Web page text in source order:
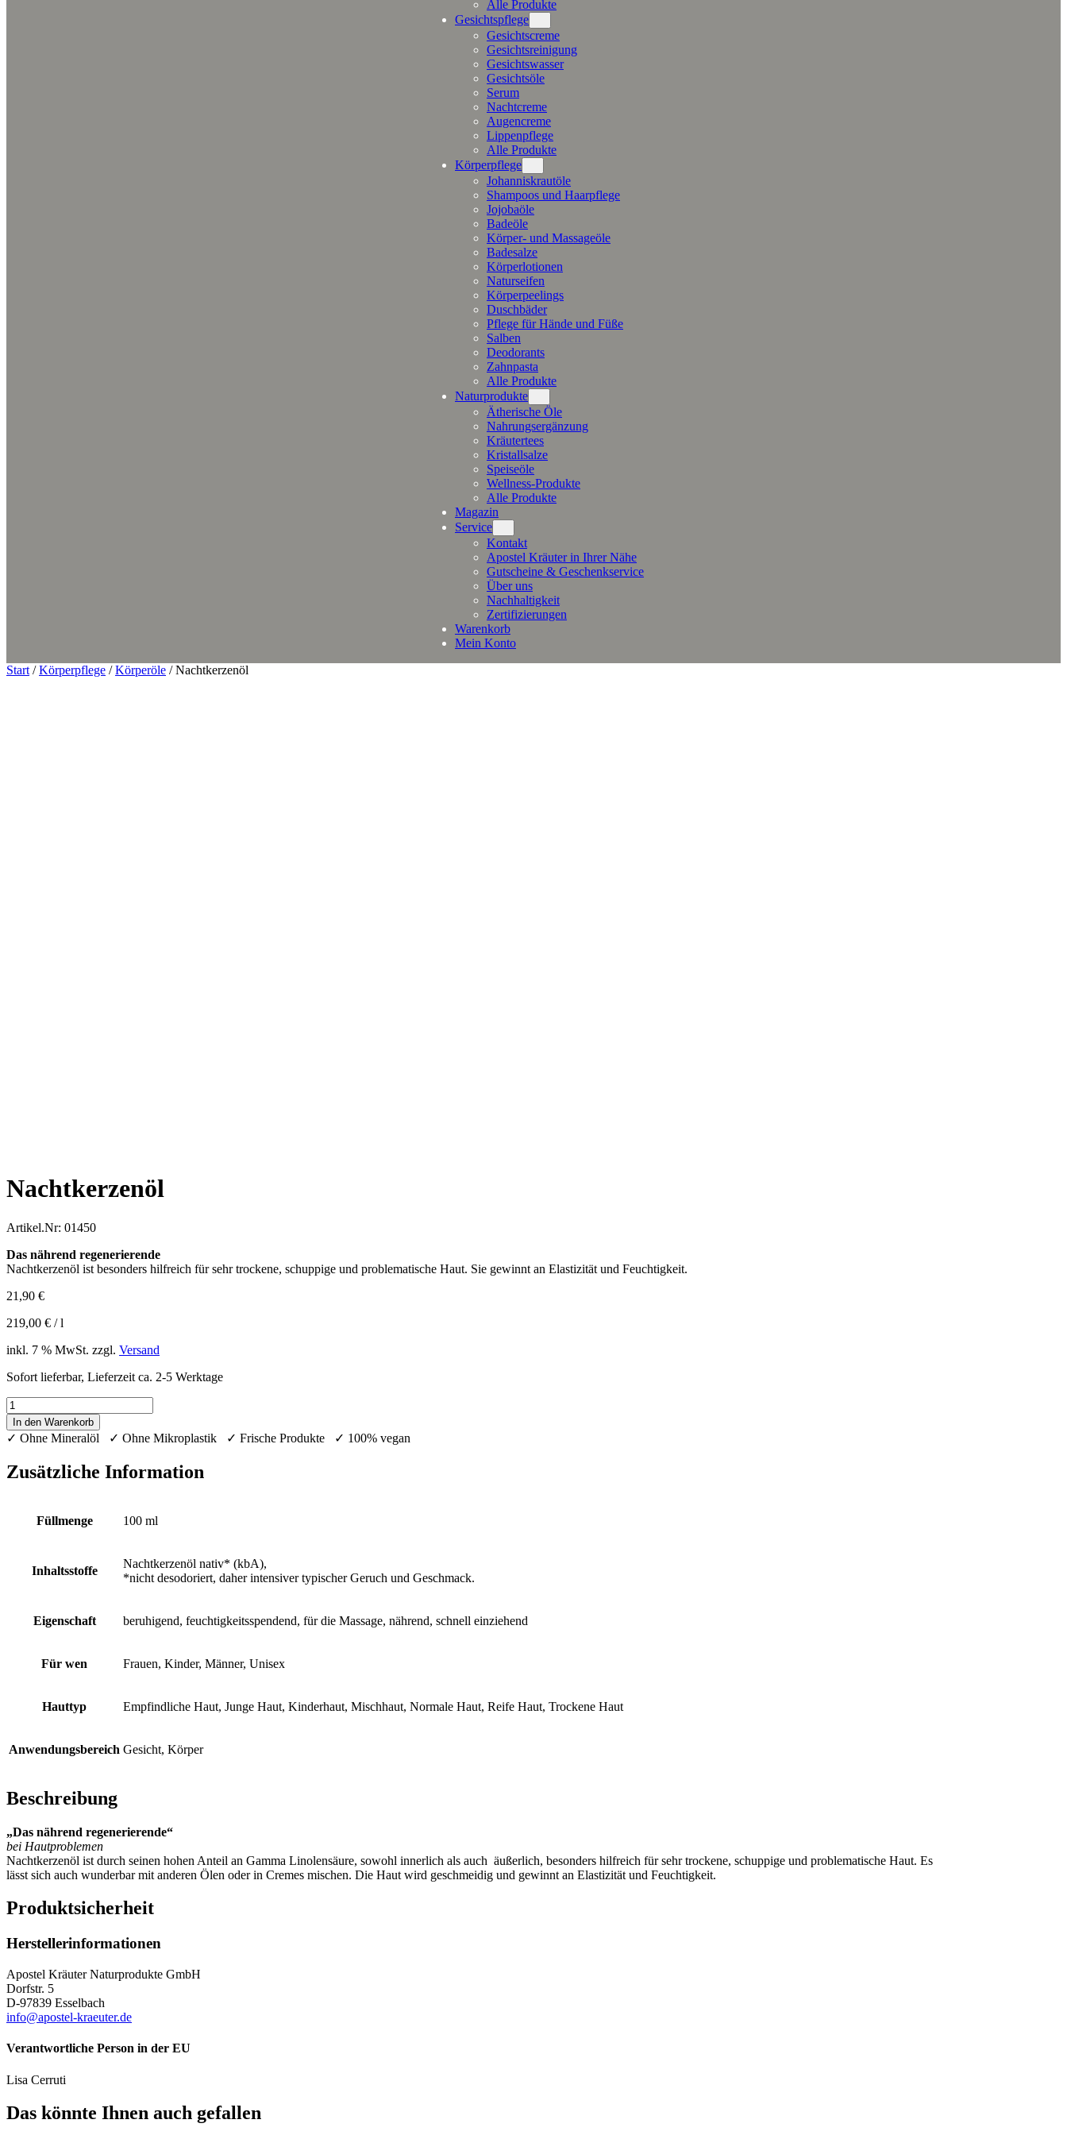
Alle Produkte
Gesichtspflege
Gesichtscreme
Gesichtsreinigung
Gesichtswasser
Gesichtsöle
Serum
Nachtcreme
Augencreme
Lippenpflege
Alle Produkte
Körperpflege
Johanniskrautöle
Shampoos und Haarpflege
Jojobaöle
Badeöle
Körper- und Massageöle
Badesalze
Körperlotionen
Naturseifen
Körperpeelings
Duschbäder
Pflege für Hände und Füße
Salben
Deodorants
Zahnpasta
Alle Produkte
Naturprodukte
Ätherische Öle
Nahrungsergänzung
Kräutertees
Kristallsalze
Speiseöle
Wellness-Produkte
Alle Produkte
Magazin
Service
Kontakt
Apostel Kräuter in Ihrer Nähe
Gutscheine & Geschenkservice
Über uns
Nachhaltigkeit
Zertifizierungen
Warenkorb
Mein Konto
Start /Körperpflege /Körperöle / Nachtkerzenöl
Nachtkerzenöl
Artikel.Nr: 01450
Das nährend regenerierende
Nachtkerzenöl ist besonders hilfreich für sehr trockene, schuppige und problematische Haut. Sie gewinnt an Elastizität und Feuchtigkeit.
21,90 €
219,00 € /l
inkl. 7 % MwSt. zzgl. Versand
Sofort lieferbar, Lieferzeit ca. 2-5 Werktage
Nachtkerzenöl
Menge
In den Warenkorb
✓ Ohne Mineralöl ✓ Ohne Mikroplastik ✓ Frische Produkte ✓ 100% vegan
Zusätzliche Information
Füllmenge 100 ml
Inhaltsstoffe
Nachtkerzenöl nativ* (kbA),
*nicht desodoriert, daher intensiver typischer Geruch und Geschmack.
Eigenschaft beruhigend, feuchtigkeitsspendend, für die Massage, nährend, schnell einziehend
Für wen Frauen, Kinder, Männer, Unisex
Hauttyp Empfindliche Haut, Junge Haut, Kinderhaut, Mischhaut, Normale Haut, Reife Haut, Trockene Haut
Anwendungsbereich Gesicht, Körper
Beschreibung
„Das nährend regenerierende“
bei Hautproblemen
Nachtkerzenöl ist durch seinen hohen Anteil an Gamma Linolensäure, sowohl innerlich als auch äußerlich, besonders hilfreich für sehr trockene, schuppige und problematische Haut. Es
lässt sich auch wunderbar mit anderen Ölen oder in Cremes mischen. Die Haut wird geschmeidig und gewinnt an Elastizität und Feuchtigkeit.
Produktsicherheit
Herstellerinformationen
Apostel Kräuter Naturprodukte GmbH
Dorfstr. 5
D-97839 Esselbach
info@apostel-kraeuter.de
Verantwortliche Person in der EU
Lisa Cerruti
Das könnte Ihnen auch gefallen